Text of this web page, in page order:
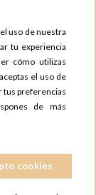
uso de nuestra
tu experiencia
cómo utilizas
el uso de
tus preferencias
de más
cookies